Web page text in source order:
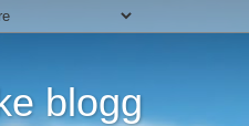
blogg